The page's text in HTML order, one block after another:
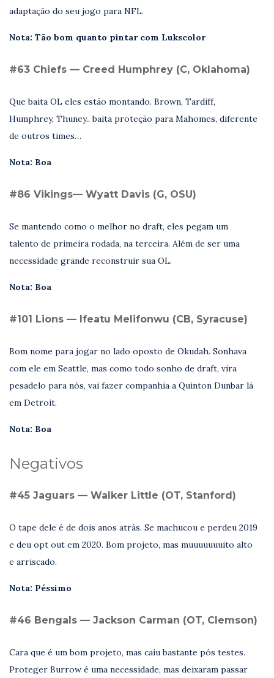
adaptação do seu jogo para NFL.
Nota: Tão bom quanto pintar com Lukscolor
#63 Chiefs — Creed Humphrey (C, Oklahoma)
Que baita OL eles estão montando. Brown, Tardiff,
Humphrey, Thuney.. baita proteção para Mahomes, diferente
de outros times…
Nota: Boa
#86 Vikings— Wyatt Davis (G, OSU)
Se mantendo como o melhor no draft, eles pegam um
talento de primeira rodada, na terceira. Além de ser uma
necessidade grande reconstruir sua OL.
Nota: Boa
#101 Lions — Ifeatu Melifonwu (CB, Syracuse)
Bom nome para jogar no lado oposto de Okudah. Sonhava
com ele em Seattle, mas como todo sonho de draft, vira
pesadelo para nós, vai fazer companhia a Quinton Dunbar lá
em Detroit.
Nota: Boa
Negativos
#45 Jaguars — Walker Little (OT, Stanford)
O tape dele é de dois anos atrás. Se machucou e perdeu 2019
e deu opt out em 2020. Bom projeto, mas muuuuuuuito alto
e arriscado.
Nota: Péssimo
#46 Bengals — Jackson Carman (OT, Clemson)
Cara que é um bom projeto, mas caiu bastante pós testes.
Proteger Burrow é uma necessidade, mas deixaram passar